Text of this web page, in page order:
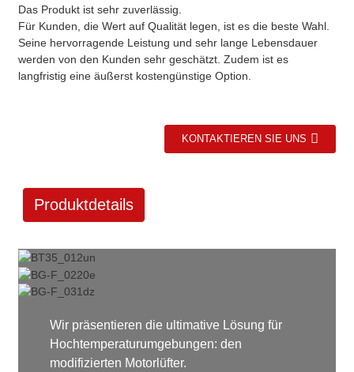
Das Produkt ist sehr zuverlässig.
Für Kunden, die Wert auf Qualität legen, ist es die beste Wahl.
Seine hervorragende Leistung und sehr lange Lebensdauer
werden von den Kunden sehr geschätzt. Zudem ist es
langfristig eine äußerst kostengünstige Option.
KONTAKTIEREN SIE UNS
Produktdetails
Wir präsentieren die ultimative Lösung für
Hochtemperaturumgebungen: den
modifizierten Motorlüfter.